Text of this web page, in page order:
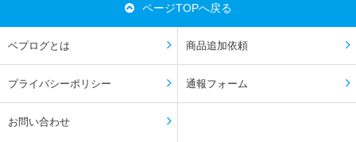
ページTOPへ戻る
ベプログとは 商品追加依頼
プライバシーポリシー 通報フォーム
お問い合わせ